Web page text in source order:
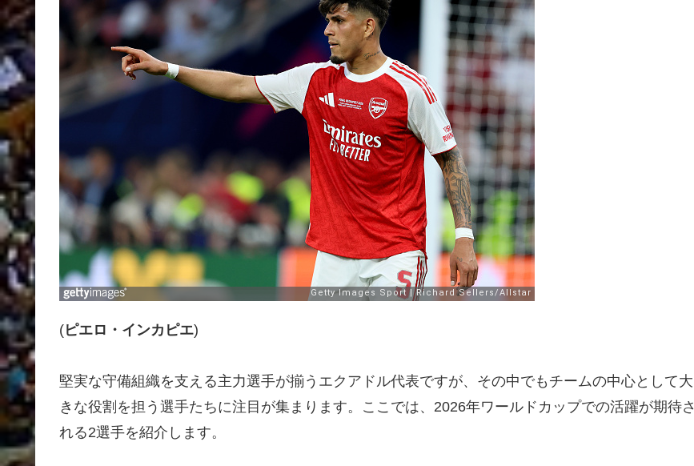
(ピエロ・インカピエ)
堅実な守備組織を支える主力選手が揃うエクアドル代表ですが、その中でもチームの中心として大
きな役割を担う選手たちに注目が集まります。ここでは、2026年ワールドカップでの活躍が期待さ
れる2選手を紹介します。